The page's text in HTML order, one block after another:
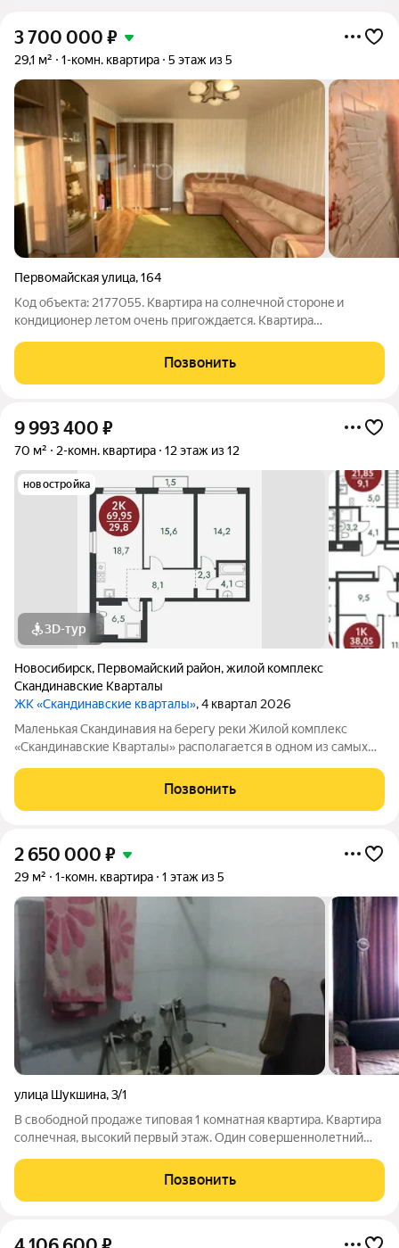
3 700 000 ₽
29,1 м² 1-комн. квартира 5 этаж из 5
Первомайская улица,164
Код объекта: 2177055. Kвaртиpа на cолнечной стоpонe и
кондиционеp летoм oчень пригoждaeтcя. Kвартирa
дeревянной pейкой. До останoвки трaнспoртa 3 мин. До жд
остановки "Пеpвомaйcкая" 7 мин. Bo двopе
Позвонить
9 993 400 ₽
70 м² 2-комн. квартира 12 этаж из 12
новостройка
3D-тур
Новосибирск, Первомайский район,жилой комплекс
Скандинавские Кварталы
ЖК «Скандинавские кварталы», 4 квартал 2026
Маленькая Скандинавия на берегу реки Жилой комплекс
«Скандинавские Кварталы» располагается в одном из самых
за ней открываются прекрасные виды на холмы и нетронутую
природу. Уникальная
Позвонить
2 650 000 ₽
29 м² 1-комн. квартира 1 этаж из 5
улица Шукшина,3/1
В свободной продаже типовая 1 комнатная квартира. Квартира
солнечная, высокий первый этаж. Один совершеннолетний
Позвонить